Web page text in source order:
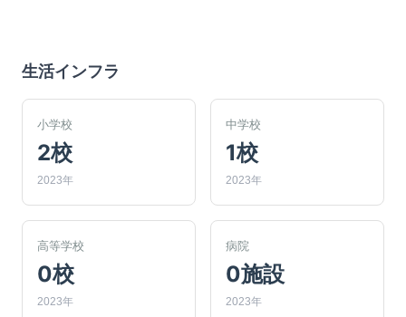
生活インフラ
小学校
2校
2023年
中学校
1校
2023年
高等学校
0校
2023年
病院
0施設
2023年